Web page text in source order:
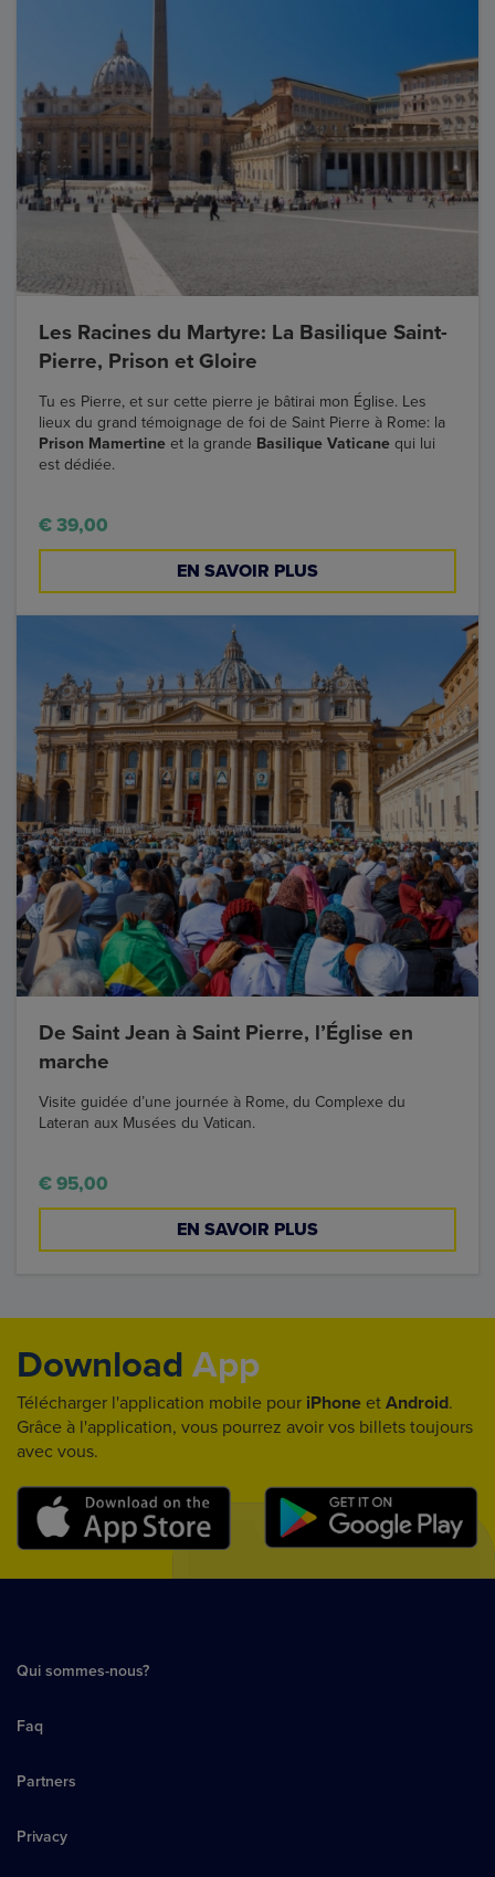
Les Racines du Martyre: La Basilique Saint-
Pierre, Prison et Gloire
Tu es Pierre, et sur cette pierre je bâtirai mon Église. Les
lieux du grand témoignage de foi de Saint Pierre à Rome: la
Prison Mamertine et la grande Basilique Vaticane qui lui
est dédiée.
€ 39,00
EN SAVOIR PLUS
De Saint Jean à Saint Pierre, l’Église en
marche
Visite guidée d’une journée à Rome, du Complexe du
Lateran aux Musées du Vatican.
€ 95,00
EN SAVOIR PLUS
Download App
Télécharger l'application mobile pour iPhone et Android.
Grâce à l'application, vous pourrez avoir vos billets toujours
avec vous.
Qui sommes-nous?
Faq
Partners
Privacy